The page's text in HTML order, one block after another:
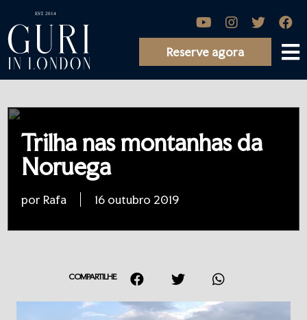
Reserve agora
Trilha nas montanhas da
Noruega
por Rafa 16 outubro 2019
COMPARTILHE